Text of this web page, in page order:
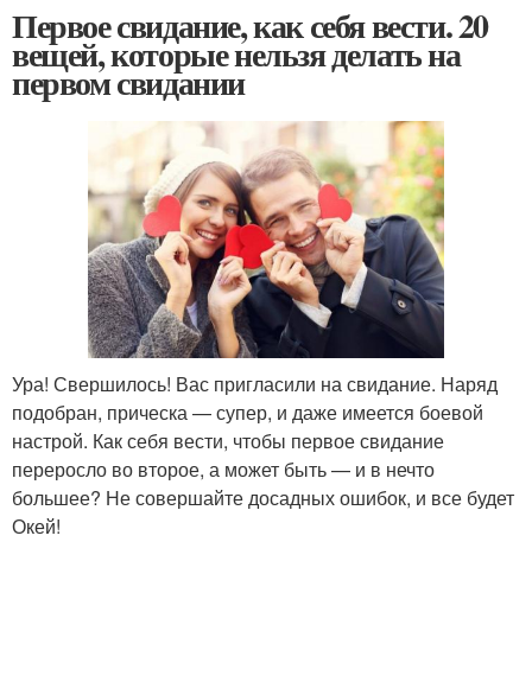
Первое свидание, как себя вести. 20
вещей, которые нельзя делать на
первом свидании
Ура! Свершилось! Вас пригласили на свидание. Наряд
подобран, прическа — супер, и даже имеется боевой
настрой. Как себя вести, чтобы первое свидание
переросло во второе, а может быть — и в нечто
большее? Не совершайте досадных ошибок, и все будет
Окей!